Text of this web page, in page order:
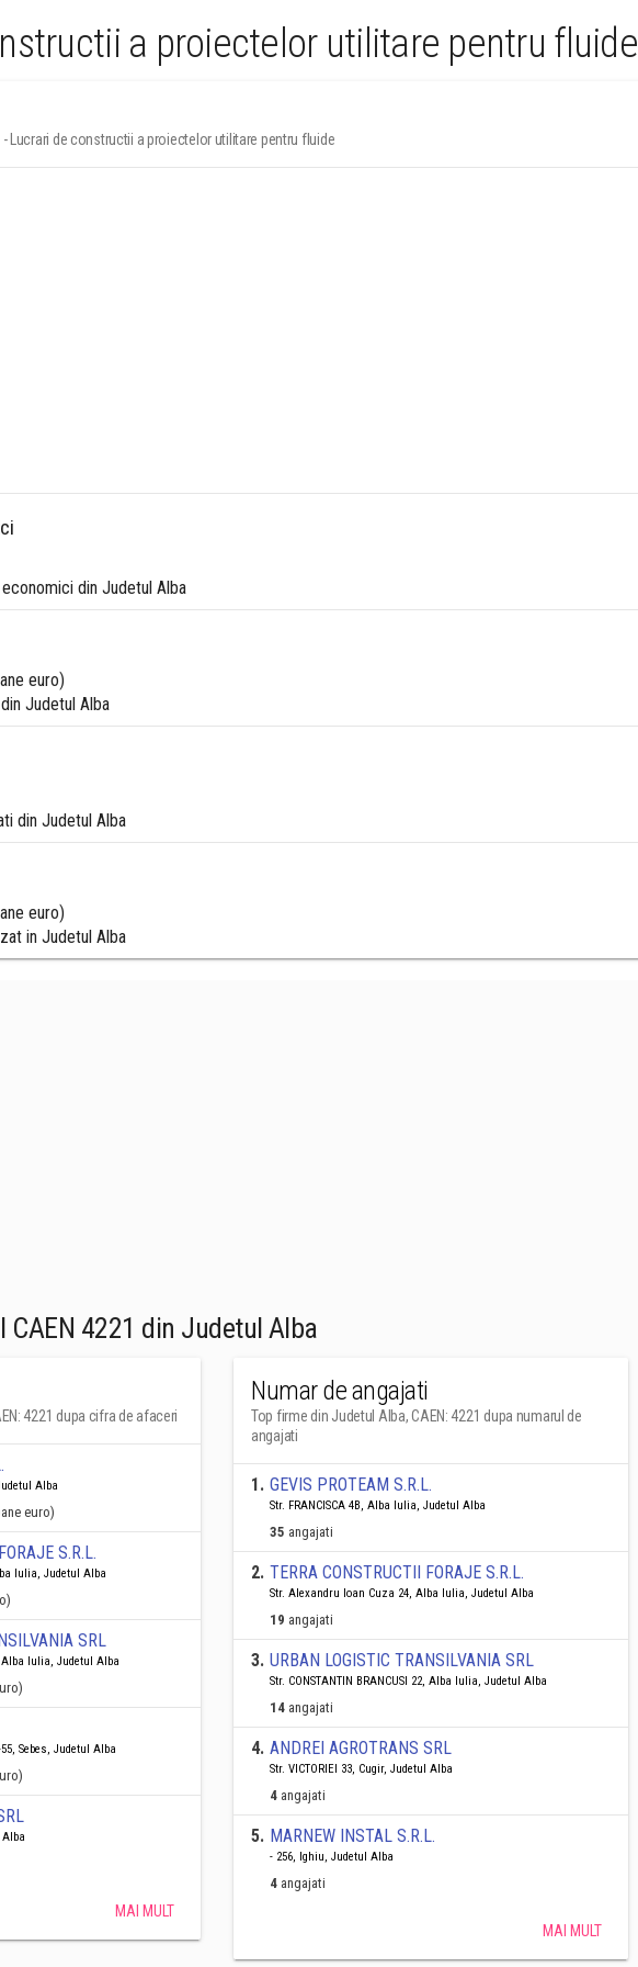
a proiectelor utilitare pentru fluide
Lucrari de constructii a proiectelor utilitare pentru fluide
din Judetul Alba
euro)
Judetul Alba
din Judetul Alba
euro)
in Judetul Alba
CAEN 4221 din Judetul Alba
4221 dupa cifra de afaceri
Alba
euro)
S.R.L.
Iulia, Judetul Alba
SRL
Alba Iulia, Judetul Alba
Sebes, Judetul Alba
Alba
MAI MULT
Numar de angajati
Top firme din Judetul Alba, CAEN: 4221 dupa numarul de
angajati
1. GEVIS PROTEAM S.R.L.
Str. FRANCISCA 4B, Alba Iulia, Judetul Alba
35 angajati
2. TERRA CONSTRUCTII FORAJE S.R.L.
Str. Alexandru Ioan Cuza 24, Alba Iulia, Judetul Alba
19 angajati
3. URBAN LOGISTIC TRANSILVANIA SRL
Str. CONSTANTIN BRANCUSI 22, Alba Iulia, Judetul Alba
14 angajati
4. ANDREI AGROTRANS SRL
Str. VICTORIEI 33, Cugir, Judetul Alba
4 angajati
5. MARNEW INSTAL S.R.L.
- 256, Ighiu, Judetul Alba
4 angajati
MAI MULT